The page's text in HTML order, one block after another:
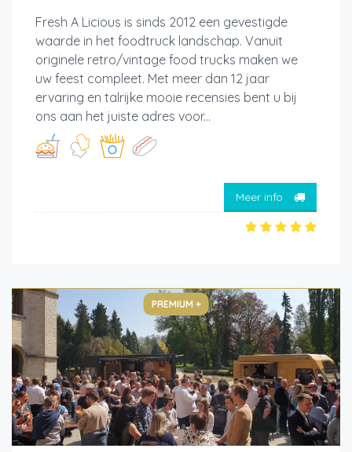
Fresh A Licious is sinds 2012 een gevestigde
waarde in het foodtruck landschap. Vanuit
originele retro/vintage food trucks maken we
uw feest compleet. Met meer dan 12 jaar
ervaring en talrijke mooie recensies bent u bij
ons aan het juiste adres voor...
Meer info
PREMIUM +